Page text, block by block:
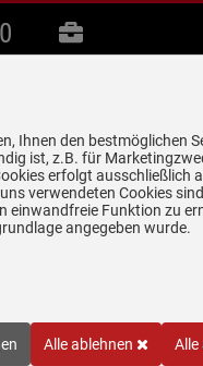
B2B
Beratung
Ihnen den bestmöglichen
ist, z.B. für
erfolgt ausschließlich
verwendeten Cookies
einwandfreie Funktion zu
angegeben wurde.
Alle ablehnen Alle